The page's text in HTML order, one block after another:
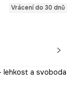
Vrácení do 30 dnů
lehkost a svoboda